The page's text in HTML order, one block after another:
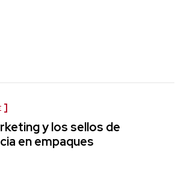
y los sellos de
en empaques